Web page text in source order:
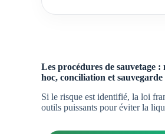
Les procédures de sauvetage :
hoc, conciliation et sauvegarde
Si le risque est identifié, la loi
outils puissants pour éviter la